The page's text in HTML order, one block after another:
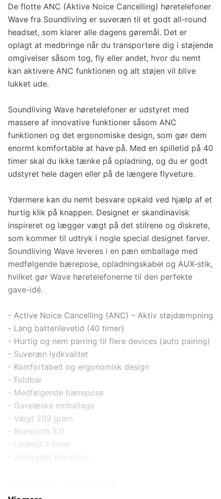
De flotte ANC (Aktive Noice Cancelling) høretelefoner
Wave fra Soundliving er suveræn til et godt all-round
headset, som klarer alle dagens gøremål. Det er
oplagt at medbringe når du transportere dig i støjende
omgivelser såsom tog, fly eller andet, hvor du nemt
kan aktivere ANC funktionen og alt støjen vil blive
lukket ude.
Soundliving Wave høretelefoner er udstyret med
massere af innovative funktioner såsom ANC
funktionen og det ergonomiske design, som gør dem
enormt komfortable at have på. Med en spilletid på 40
timer skal du ikke tænke på opladning, og du er godt
udstyret hele dagen eller på de længere flyveture.
Ydermere kan du nemt besvare opkald ved hjælp af et
hurtig klik på knappen. Designet er skandinavisk
inspireret og lægger vægt på det stilrene og diskrete,
som kommer til udtryk i nogle special designet farver.
Soundliving Wave leveres i en pæn emballage med
medfølgende bærepose, opladningskabel og AUX-stik,
hvilket gør Wave høretelefonerne til den perfekte
gave-idé.
- Active Noice Cancelling (ANC) – Aktiv støjdæmpning
- Lang batterilevetid (40 timer)
- Hurtig og nem parring til flere devices (auto pairing)
- Suveræn lydkvalitet
- Komfortabelt og ergonomisk design
- Foldbar
- Medfølgende bærepose
- Gaveæske emballage
- Vægt 209 gram
- Bluetooth 5.0
- Ladetid 3 timer
- Indbygget mikrofon.